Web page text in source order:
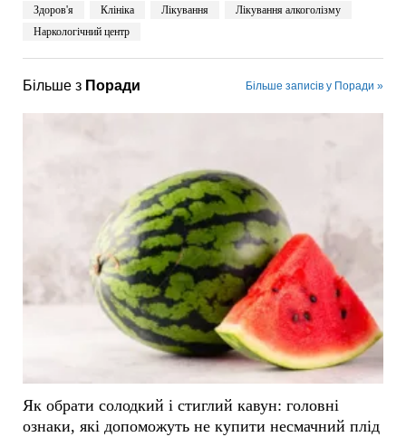
Здоров'я Клініка Лікування
Лікування алкоголізму
Наркологічний центр
Більше з Поради Більше записів у Поради »
Як обрати солодкий і стиглий кавун: головні
ознаки, які допоможуть не купити несмачний плід